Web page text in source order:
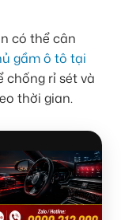
có thể cân
gầm ô tô tại
chống rỉ sét và
thời gian.